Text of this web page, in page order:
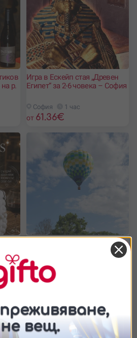
р.
Игра в Ескейп стая „Древен
Египет“ за 2-6 човека – София
София 1 час
от 61.36€
Белоградчишките скали
Белоградчик
от120€
Подробности Относно